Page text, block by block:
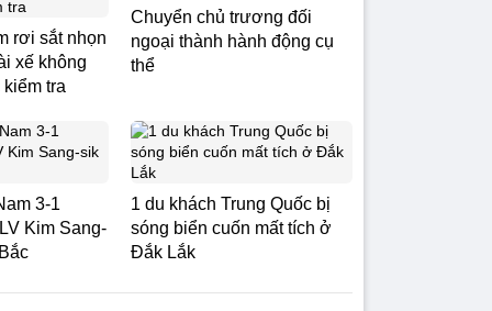
rơi sắt nhọn
xế không
tra
Chuyển chủ trương đối
ngoại thành hành động cụ
thể
3-1
Kim Sang-
1 du khách Trung Quốc bị
sóng biển cuốn mất tích ở
Đắk Lắk